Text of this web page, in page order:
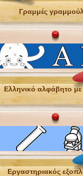
Γραμμές
Ελληνικό αλφάβητο
Εργαστηριακός